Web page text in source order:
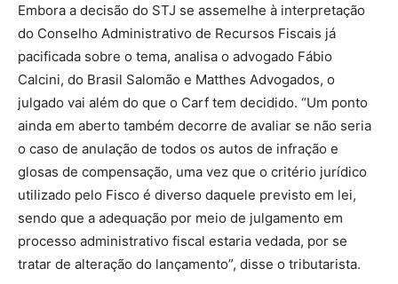
Embora a decisão do STJ se assemelhe à interpretação
do Conselho Administrativo de Recursos Fiscais já
pacificada sobre o tema, analisa o advogado Fábio
Calcini, do Brasil Salomão e Matthes Advogados, o
julgado vai além do que o Carf tem decidido. “Um ponto
ainda em aberto também decorre de avaliar se não seria
o caso de anulação de todos os autos de infração e
glosas de compensação, uma vez que o critério jurídico
utilizado pelo Fisco é diverso daquele previsto em lei,
sendo que a adequação por meio de julgamento em
processo administrativo fiscal estaria vedada, por se
tratar de alteração do lançamento”, disse o tributarista.